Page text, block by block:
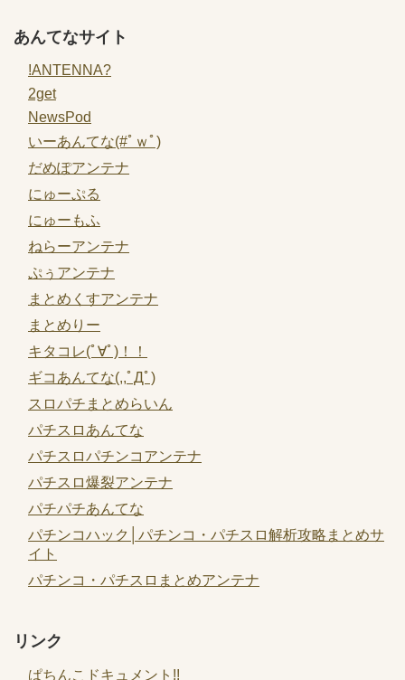
あんてなサイト
!ANTENNA?
2get
NewsPod
いーあんてな(#ﾟｗﾟ)
だめぽアンテナ
にゅーぷる
にゅーもふ
ねらーアンテナ
ぷぅアンテナ
まとめくすアンテナ
まとめりー
キタコレ(ﾟ∀ﾟ)！！
ギコあんてな(,,ﾟДﾟ)
スロパチまとめらいん
パチスロあんてな
パチスロパチンコアンテナ
パチスロ爆裂アンテナ
パチパチあんてな
パチンコハック│パチンコ・パチスロ解析攻略まとめサ
イト
パチンコ・パチスロまとめアンテナ
リンク
ぱちんこドキュメント!!